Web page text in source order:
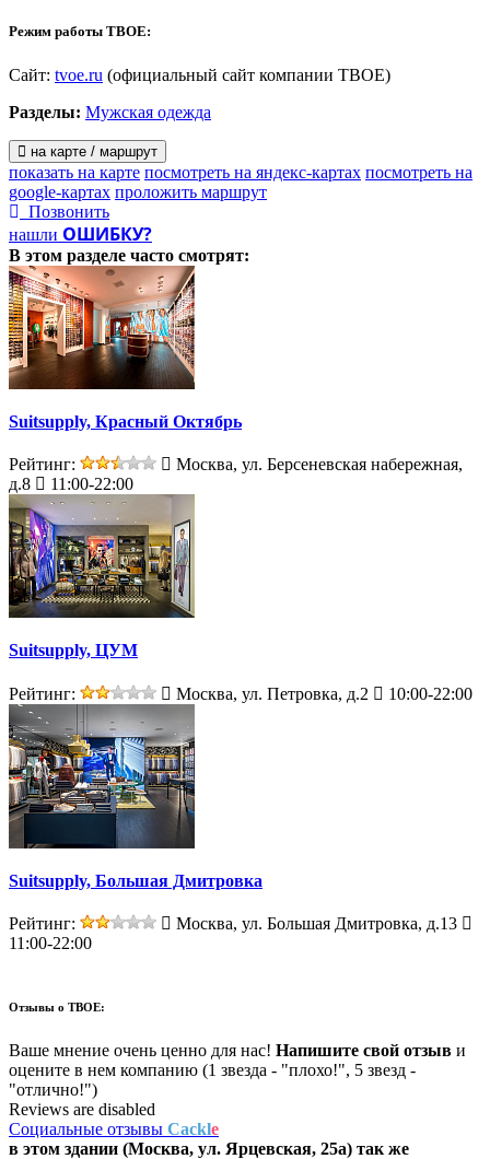
Режим работы ТВОЕ:
Сайт: tvoe.ru (официальный сайт компании ТВОЕ)
Разделы: Мужская одежда
на карте / маршрут
показать на карте посмотреть на яндекс-картах посмотреть на
google-картах проложить маршрут
Позвонить
нашли ОШИБКУ?
В этом разделе часто смотрят:
Suitsupply, Красный Октябрь
Рейтинг:
Москва, ул. Берсеневская набережная,
д.8
11:00-22:00
Suitsupply, ЦУМ
Рейтинг: Москва, ул. Петровка, д.2 10:00-22:00
Suitsupply, Большая Дмитровка
Рейтинг:
Москва, ул. Большая Дмитровка, д.13
11:00-22:00
Отзывы о ТВОЕ:
Ваше мнение очень ценно для нас! Напишите свой отзыв и
оцените в нем компанию (1 звезда - "плохо!", 5 звезд -
"отлично!")
Reviews are disabled
Социальные отзывы Cackle
в этом здании (Москва, ул. Ярцевская, 25а) так же